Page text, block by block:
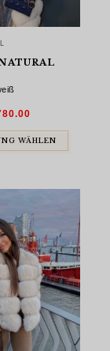
Preis
$780.00.
WÄHLEN